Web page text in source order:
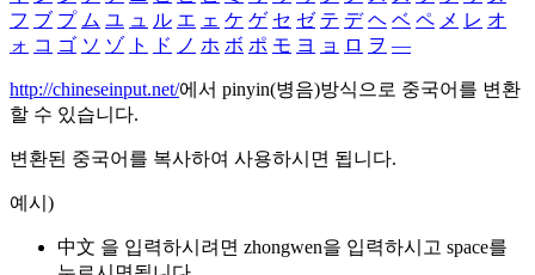
フ ブ プ ム ユ ュ ル エ ェ ケ ゲ セ ゼ テ デ ヘ ベ ペ メ レ オ
ォ コ ゴ ソ ゾ ト ド ノ ホ ボ ポ モ ヨ ョ ロ ヲ ―
http://chineseinput.net/에서 pinyin(병음)방식으로 중국어를 변환
할 수 있습니다.
변환된 중국어를 복사하여 사용하시면 됩니다.
예시)
中文 을 입력하시려면 zhongwen을 입력하시고 space를